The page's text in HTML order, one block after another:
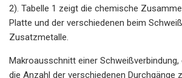
2). Tabelle 1 zeigt die chemische
Platte und der verschiedenen beim
Zusatzmetalle.
Makroausschnitt einer Schweißverbindung,
die Anzahl der verschiedenen Durchgänge